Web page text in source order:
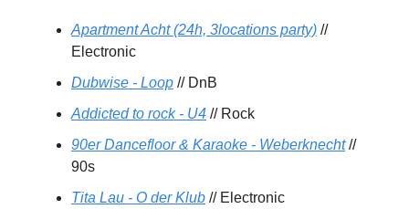
Apartment Acht (24h, 3locations party) //
Electronic
Dubwise - Loop // DnB
Addicted to rock - U4 // Rock
90er Dancefloor & Karaoke - Weberknecht//
90s
Tita Lau - O der Klub // Electronic